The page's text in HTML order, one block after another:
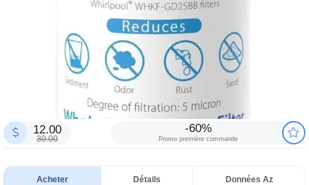
12.00
30.00
-60%
Promo première commande
Acheter Détails Données Az